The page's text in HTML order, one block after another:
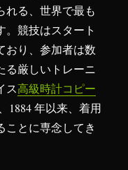
れる、世界で最も
。競技はスタート
おり、参加者は数
る厳しいトレーニ
ス高級時計コピー
1884 年以来、着用
ことに専念してき